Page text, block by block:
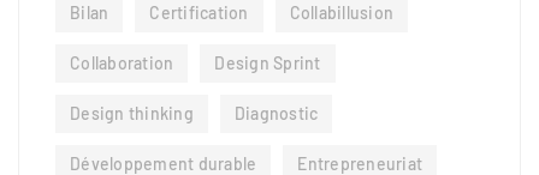
Bilan Certification Collabillusion
Collaboration Design Sprint
Design thinking Diagnostic
Développement durable Entrepreneuriat